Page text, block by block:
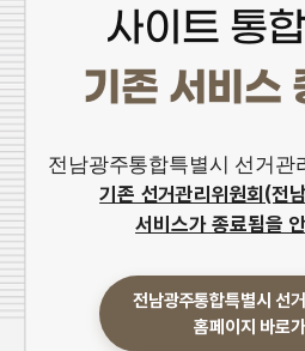
사이트 통
기존 서비스
전남광주통합특별시 선거관
기존 선거관리위원회(전
서비스가 종료됨을
전남광주통합특별시 선
홈페이지 바로가